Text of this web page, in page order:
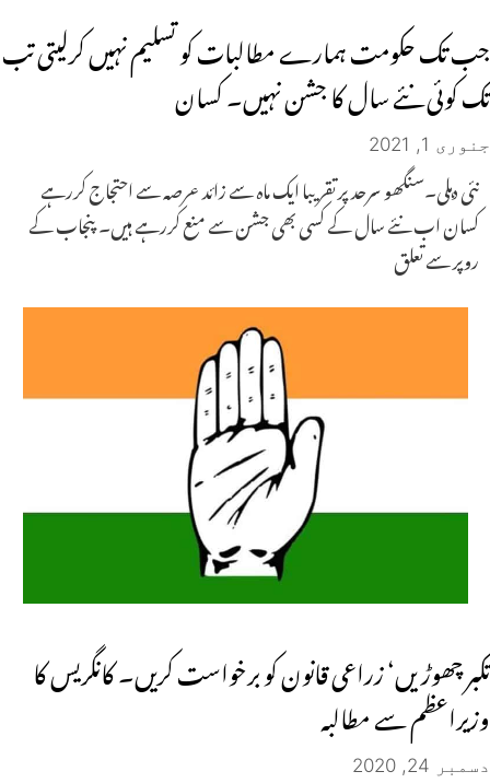
جب تک حکومت ہمارے مطالبات کو تسلیم نہیں کرلیتی تب
تک کوئی نئے سال کا جشن نہیں۔ کسان
جنوری 1, 2021
نئی دہلی۔سنگھو سرحد پر تقریبا ایک ماہ سے زائد عرصہ سے احتجاج کررہے
کسان اب نئے سال کے کسی بھی جشن سے منع کررہے ہیں۔ پنجاب کے
روپر سے تعلق
تکبر چھوڑ یں‘ زراعی قانون کو برخواست کریں۔ کانگریس کا
وزیراعظم سے مطالبہ
دسمبر 24, 2020